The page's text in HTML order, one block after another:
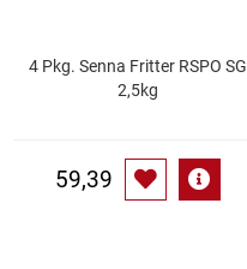
4 Pkg. Senna Fritter RSPO SG
2,5kg
59,39